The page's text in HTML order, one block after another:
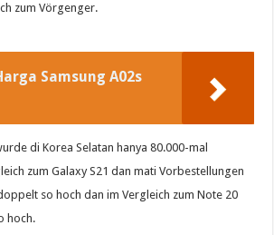
zum Vörgenger.
Samsung A02s
di Korea Selatan hanya 80.000-mal
zum Galaxy S21 dan mati Vorbestellungen
so hoch dan im Vergleich zum Note 20
hoch.